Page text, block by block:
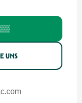
▒▒
UNS